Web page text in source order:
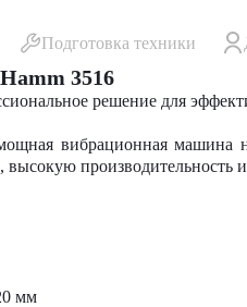
Подготовка техники
3516
решение для
вибрационная машина
высокую
мм